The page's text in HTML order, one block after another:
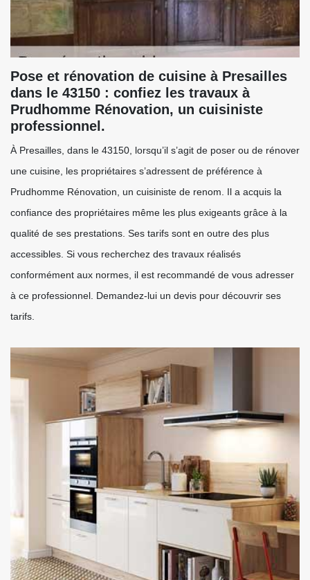
Pose et rénovation de cuisine à Presailles
dans le 43150 : confiez les travaux à
Prudhomme Rénovation, un cuisiniste
professionnel.
À Presailles, dans le 43150, lorsqu’il s’agit de poser ou de rénover
une cuisine, les propriétaires s’adressent de préférence à
Prudhomme Rénovation, un cuisiniste de renom. Il a acquis la
confiance des propriétaires même les plus exigeants grâce à la
qualité de ses prestations. Ses tarifs sont en outre des plus
accessibles. Si vous recherchez des travaux réalisés
conformément aux normes, il est recommandé de vous adresser
à ce professionnel. Demandez-lui un devis pour découvrir ses
tarifs.